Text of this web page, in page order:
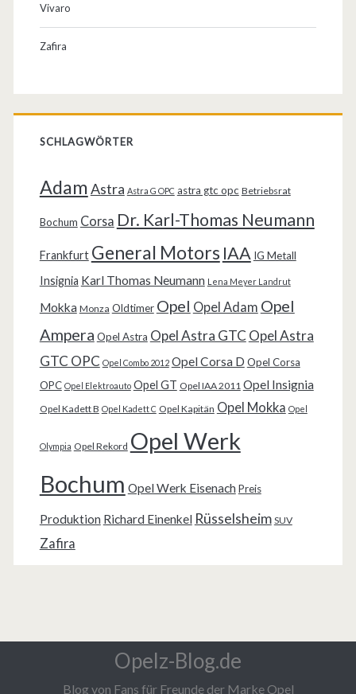
Vivaro
Zafira
SCHLAGWÖRTER
AdamAstra Astra G OPC astra gtc opc Betriebsrat
Bochum Corsa Dr. Karl-Thomas Neumann
Frankfurt General Motors IAA IG Metall
Insignia Karl Thomas Neumann Lena Meyer Landrut
Mokka Monza Oldtimer Opel Opel Adam Opel
Ampera Opel Astra Opel Astra GTC Opel Astra
GTC OPC Opel Combo 2012 Opel Corsa D Opel Corsa
OPC Opel Elektroauto Opel GT Opel IAA 2011 Opel Insignia
Opel Kadett B Opel Kadett C Opel Kapitän Opel Mokka Opel
Olympia Opel Rekord Opel Werk
Bochum Opel Werk Eisenach Preis
Produktion Richard Einenkel Rüsselsheim SUV
Zafira
Opelz-Blog.de
Blog von Fans für Freunde der Marke Opel